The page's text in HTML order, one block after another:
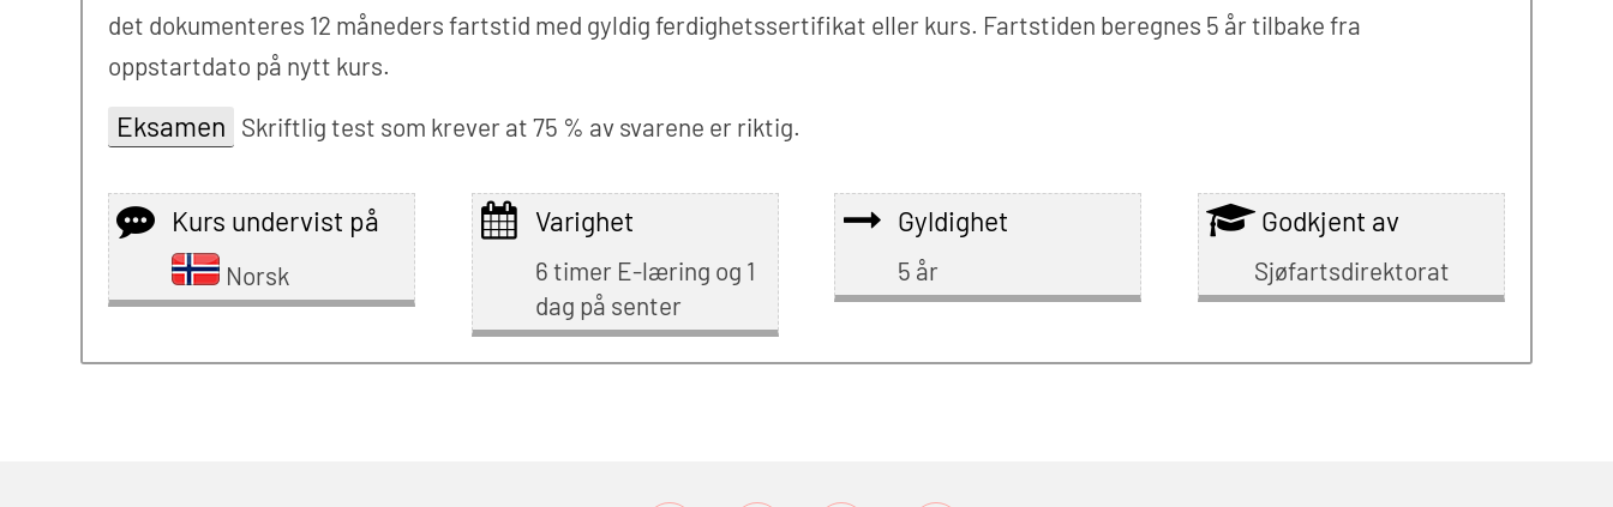
det dokumenteres 12 måneders fartstid med gyldig ferdighetssertifikat eller kurs. Fartstiden beregnes 5 år tilbake fra
oppstartdato på nytt kurs.
Eksamen Skriftlig test som krever at 75 % av svarene er riktig.
Kurs undervist på
Norsk
Varighet
6 timer E-læring og 1
dag på senter
Gyldighet
5 år
Godkjent av
Sjøfartsdirektorat